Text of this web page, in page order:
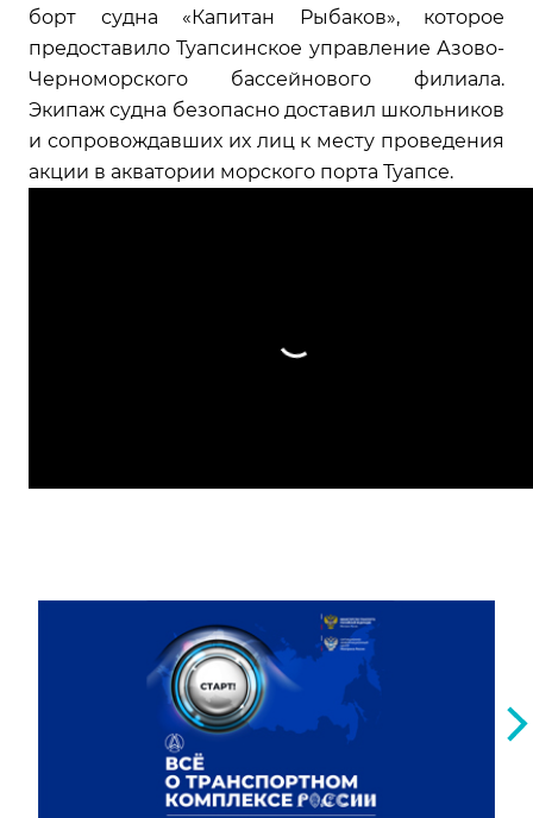
борт судна «Капитан Рыбаков», которое
предоставило Туапсинское управление Азово-
Черноморского бассейнового филиала.
Экипаж судна безопасно доставил школьников
и сопровождавших их лиц к месту проведения
акции в акватории морского порта Туапсе.